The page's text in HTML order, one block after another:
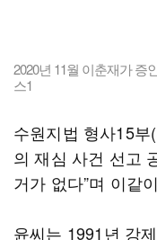
2020년 11월 이춘재가 증
스1
수원지법 형사15
의 재심 사건 선고
거가 없다”며 이같
윤씨는 1991년 강